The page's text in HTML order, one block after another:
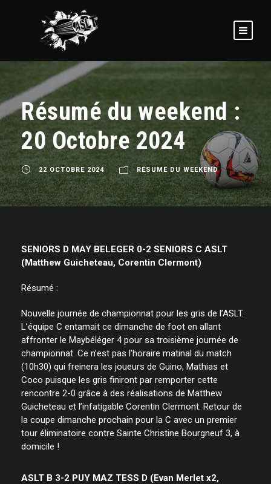
Résumé du weekend :
20 Octobre 2024
22 OCTOBRE 2024 RÉSUMÉ DU WEEKEND
SENIORS D MAY BELEGER 0-2 SENIORS C ASLT
(Matthew Guicheteau, Corentin Clermont)
Résumé :
Nouvelle journée de championnat pour les gris de l’ASLT.
L’équipe C entamait ce dimanche de foot en allant
affronter le Maybéléger 4 pour sa troisième journée de
championnat. Ce n’est pas l’horaire matinal du match
(10h30) qui freinera les joueurs de Guino, Mathias et
Coco puisque les gris finiront par remporter cette
rencontre 2-0 grâce à des réalisations de Matthew
Guicheteau et l’infatigable Corentin Clermont. Retour de
la coupe dimanche prochain pour la C avec un premier
tour éliminatoire contre Sainte Christine Bourgneuf 3, à
domicile !
ASLT B 3-2 PUY MAZ TESS D (Evan Merlet x2,